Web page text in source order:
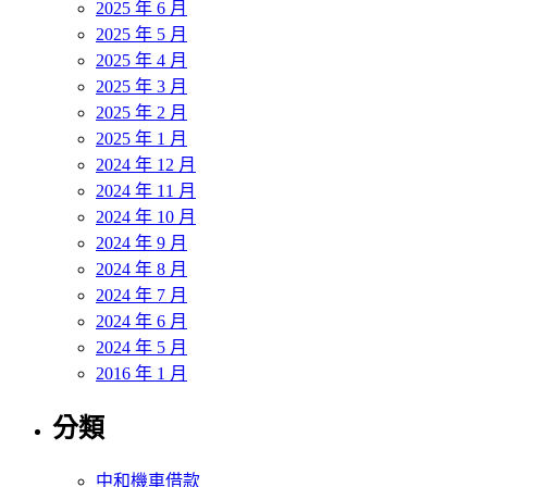
2025 年 6 月
2025 年 5 月
2025 年 4 月
2025 年 3 月
2025 年 2 月
2025 年 1 月
2024 年 12 月
2024 年 11 月
2024 年 10 月
2024 年 9 月
2024 年 8 月
2024 年 7 月
2024 年 6 月
2024 年 5 月
2016 年 1 月
分類
中和機車借款